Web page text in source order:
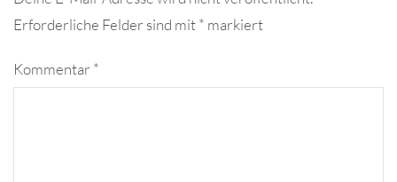
Erforderliche Felder sind mit* markiert
Kommentar *